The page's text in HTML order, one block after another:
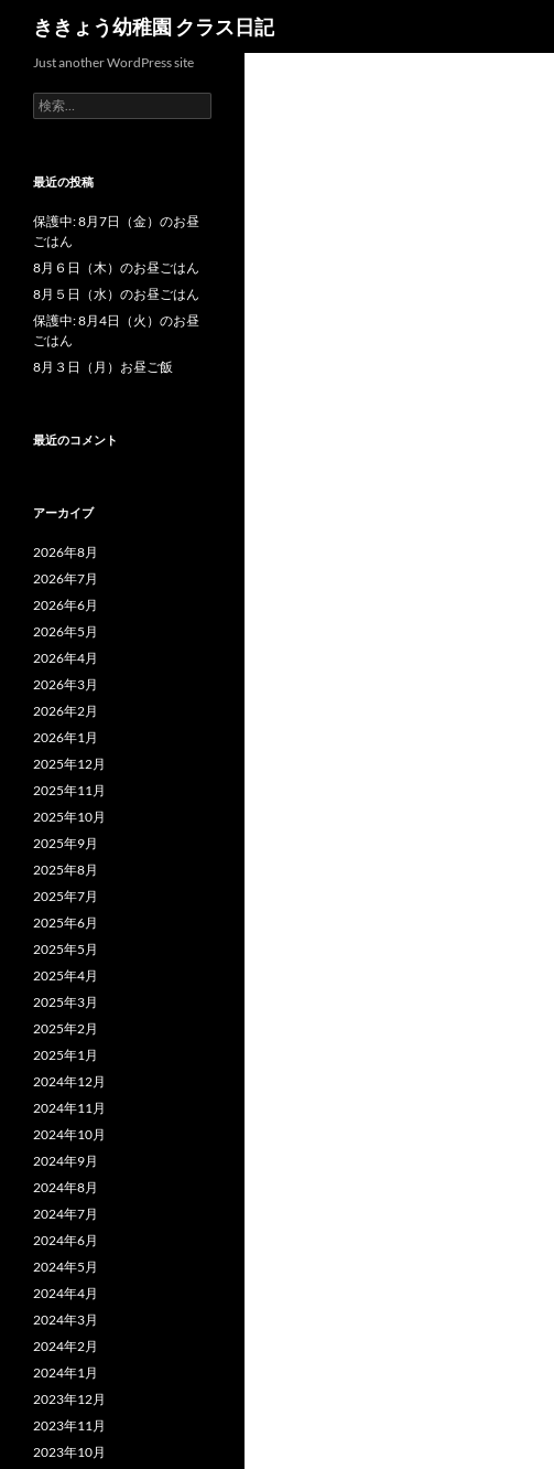
ききょう幼稚園 クラス日記
Just another WordPress site
検
索
最近の投稿
保護中: 8月7日（金）のお昼
ごはん
8月６日（木）のお昼ごはん
8月５日（水）のお昼ごはん
保護中: 8月4日（火）のお昼
ごはん
8月３日（月）お昼ご飯
最近のコメント
アーカイブ
2026年8月
2026年7月
2026年6月
2026年5月
2026年4月
2026年3月
2026年2月
2026年1月
2025年12月
2025年11月
2025年10月
2025年9月
2025年8月
2025年7月
2025年6月
2025年5月
2025年4月
2025年3月
2025年2月
2025年1月
2024年12月
2024年11月
2024年10月
2024年9月
2024年8月
2024年7月
2024年6月
2024年5月
2024年4月
2024年3月
2024年2月
2024年1月
2023年12月
2023年11月
2023年10月